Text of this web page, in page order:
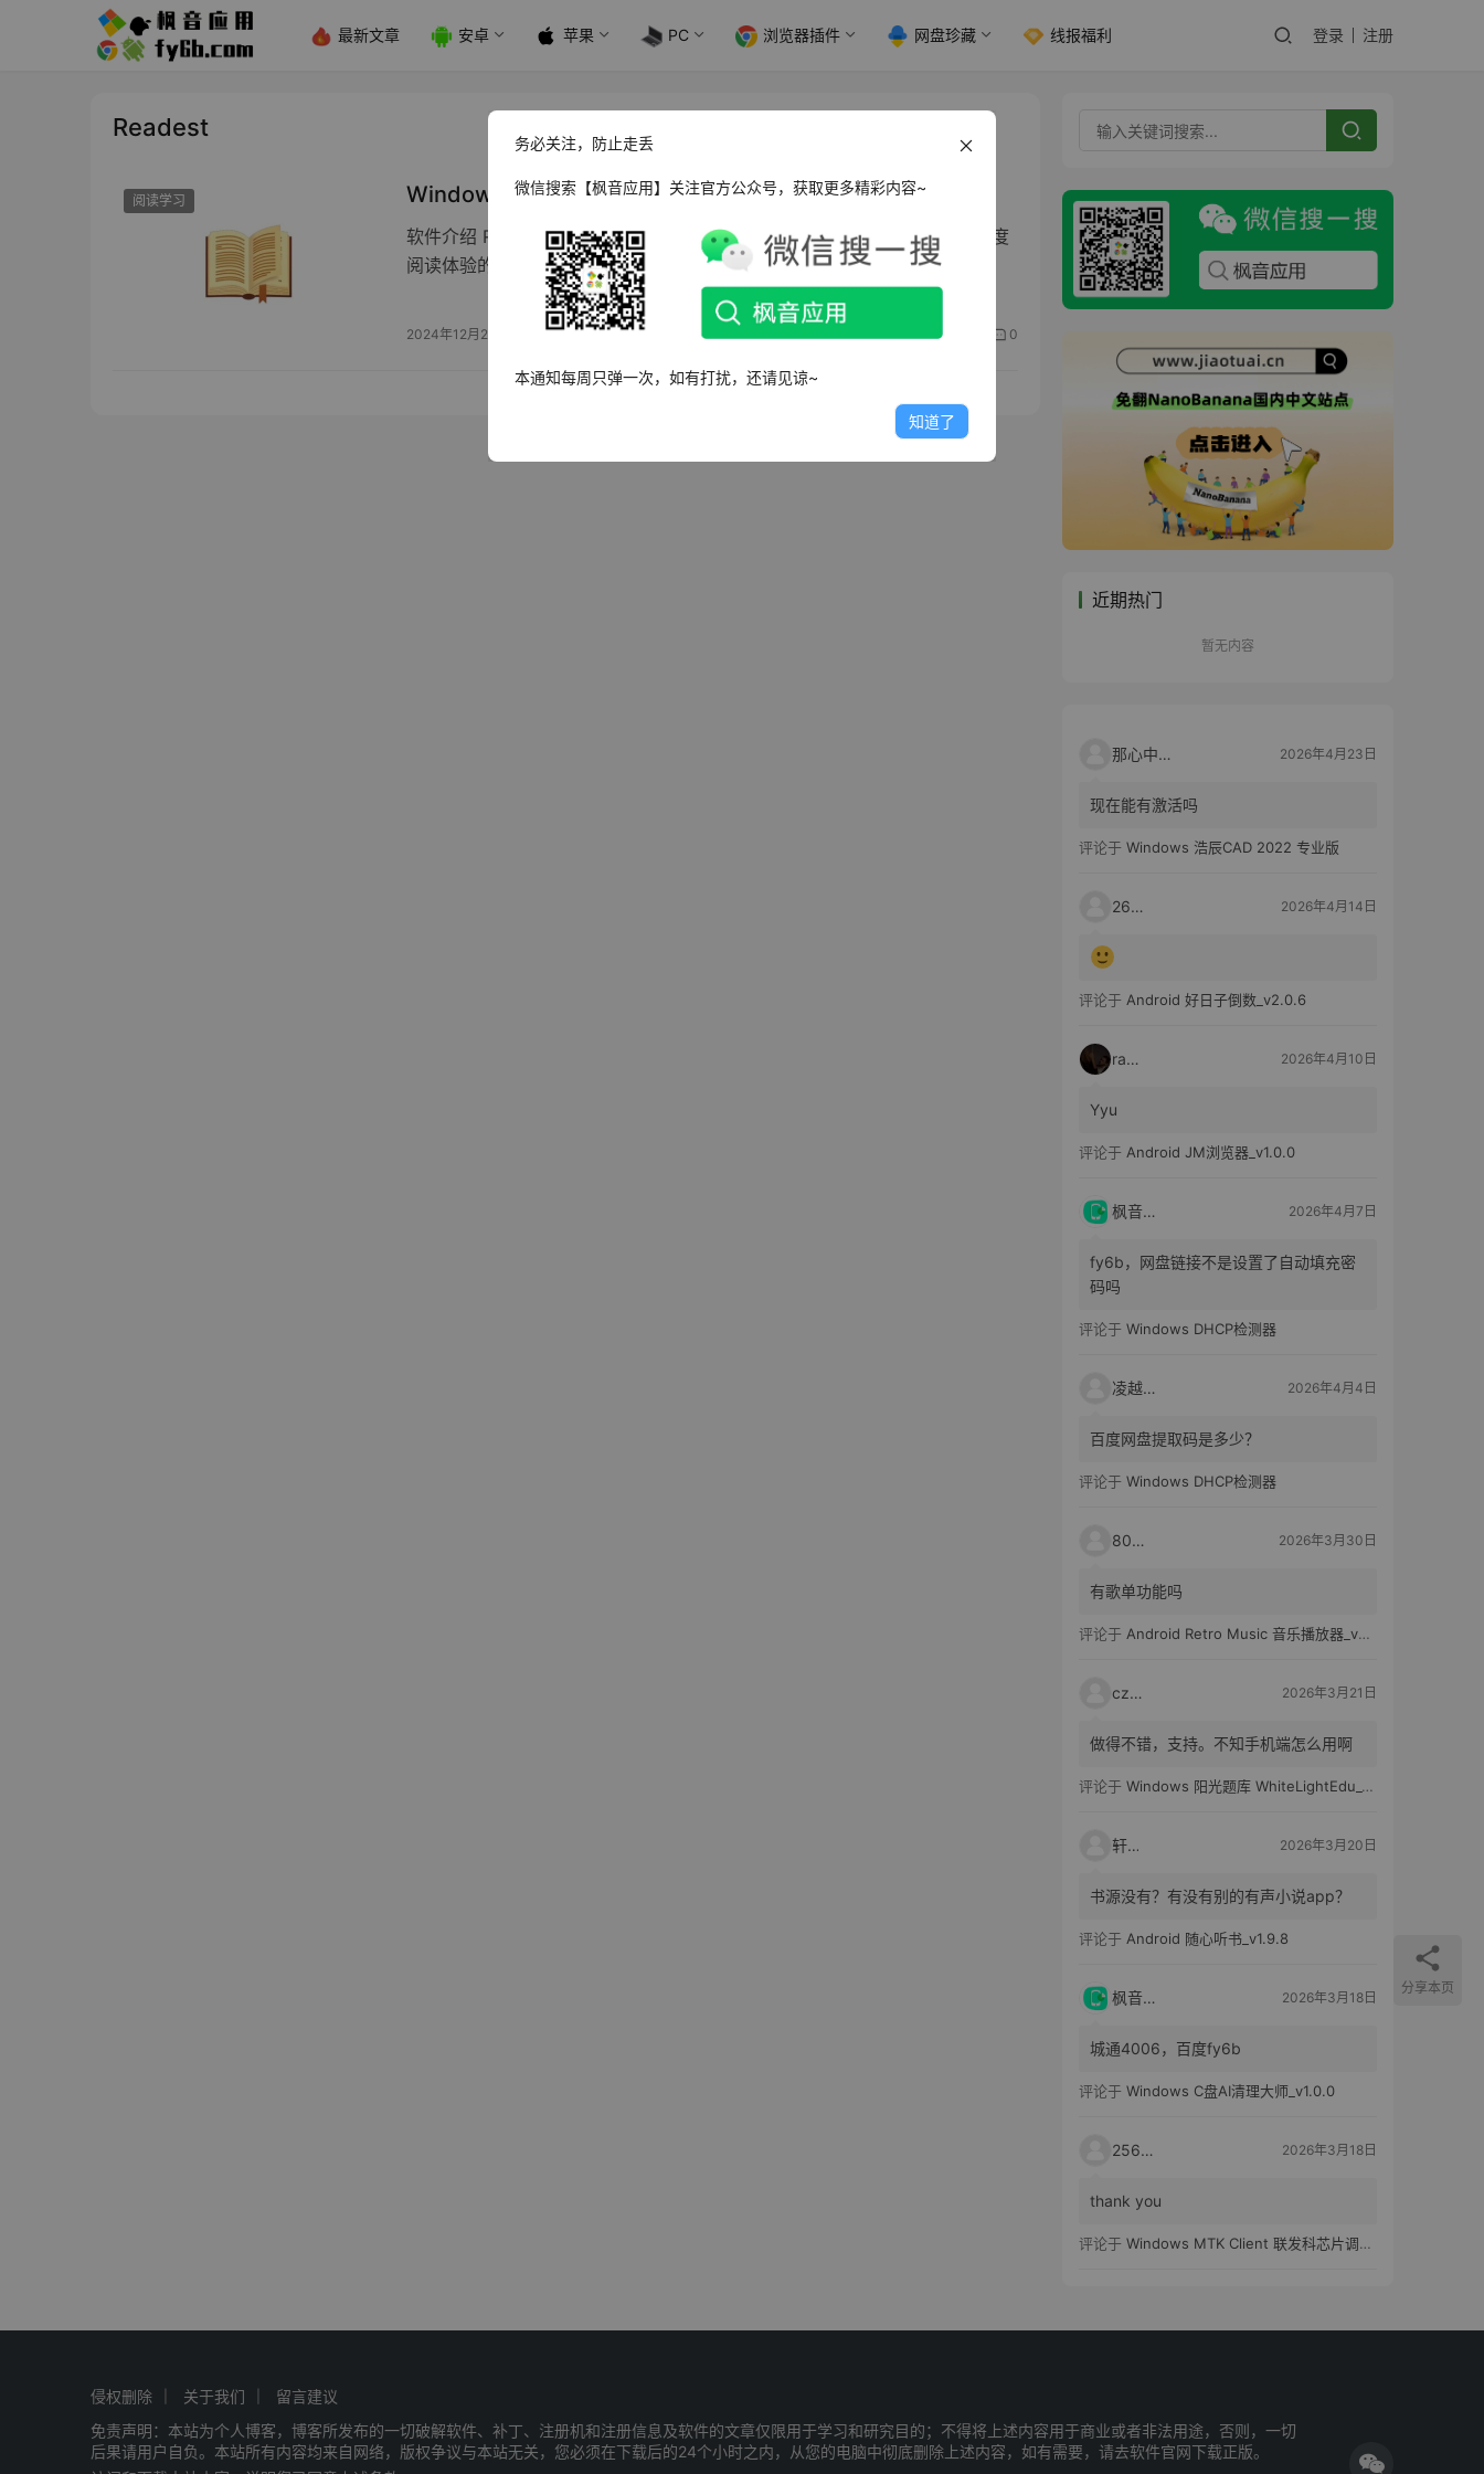
最新文章 安卓 苹果 PC 浏览器插件 网盘珍藏 线报福利 登录 注册
Readest
阅读学习 Windows Readest 电子书阅读器_v0.8.3 便携版
软件介绍 Readest是一款现代化、开源的电子书阅读器，专为追求沉浸式深度
阅读体验的用户打造。作为…
2024年12月25日 0
近期热门
暂无内容
那心中的话 2026年4月23日
现在能有激活吗
评论于 Windows 浩辰CAD 2022 专业版
2603 2026年4月14日
评论于 Android 好日子倒数_v2.0.6
raka 2026年4月10日
Yyu
评论于 Android JM浏览器_v1.0.0
枫音应用 2026年4月7日
fy6b，网盘链接不是设置了自动填充密
码吗
评论于 Windows DHCP检测器
凌越电子 2026年4月4日
百度网盘提取码是多少？
评论于 Windows DHCP检测器
80521 2026年3月30日
有歌单功能吗
评论于 Android Retro Music 音乐播放器_v6.6.0
czh7 2026年3月21日
做得不错，支持。不知手机端怎么用啊
评论于 Windows 阳光题库 WhiteLightEdu_v2.0.0
轩爸 2026年3月20日
书源没有？有没有别的有声小说app？
评论于 Android 随心听书_v1.9.8
枫音应用 2026年3月18日
城通4006，百度fy6b
评论于 Windows C盘AI清理大师_v1.0.0
25651 2026年3月18日
thank you
评论于 Windows MTK Client 联发科芯片调试工具_v2.01 汉化版
侵权删除 关于我们
留言建议
免责声明：本站为个人博客，博客所发布的一切破解软件、补丁、注册机和注册信息及软件的文章仅限用于学习和研究目的；不得将上述内容用于商业或者非法用途，否则，一切
后果请用户自负。本站所有内容均来自网络，版权争议与本站无关，您必须在下载后的24个小时之内，从您的电脑中彻底删除上述内容，如有需要，请去软件官网下载正版。
分享本页
务必关注，防止走丢
微信搜索【枫音应用】关注官方公众号，获取更多精彩内容~
本通知每周只弹一次，如有打扰，还请见谅~
知道了